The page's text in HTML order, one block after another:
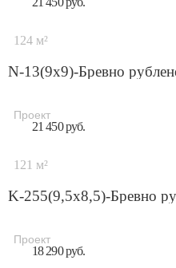
124 м²
N-13(9х9)-Бревно
Проект
21 450 руб.
121 м²
K-255(9,5x8,5)-Бревно
Проект
18 290 руб.